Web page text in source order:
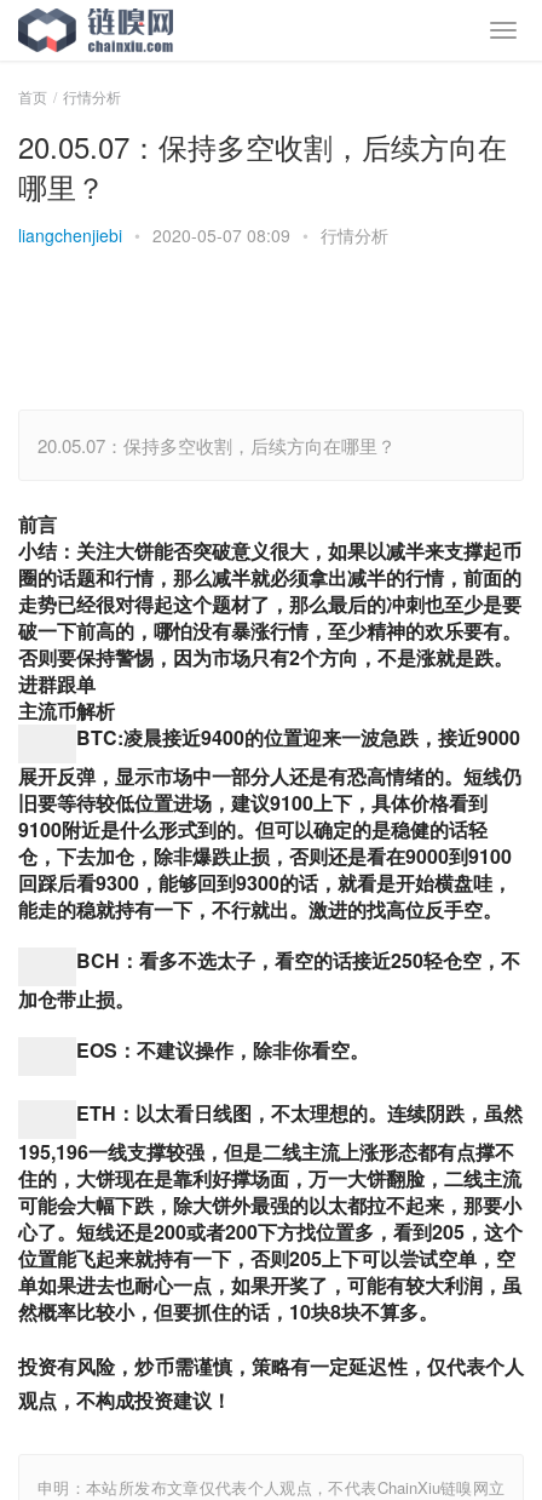
首页 行情分析
20.05.07：保持多空收割，后续方向在
哪里？
liangchenjiebi • 2020-05-07 08:09 • 行情分析
20.05.07：保持多空收割，后续方向在哪里？
前言
小结：关注大饼能否突破意义很大，如果以减半来支撑起币
圈的话题和行情，那么减半就必须拿出减半的行情，前面的
走势已经很对得起这个题材了，那么最后的冲刺也至少是要
破一下前高的，哪怕没有暴涨行情，至少精神的欢乐要有。
否则要保持警惕，因为市场只有2个方向，不是涨就是跌。
进群跟单
主流币解析
BTC:凌晨接近9400的位置迎来一波急跌，接近9000
展开反弹，显示市场中一部分人还是有恐高情绪的。短线仍
旧要等待较低位置进场，建议9100上下，具体价格看到
9100附近是什么形式到的。但可以确定的是稳健的话轻
仓，下去加仓，除非爆跌止损，否则还是看在9000到9100
回踩后看9300，能够回到9300的话，就看是开始横盘哇，
能走的稳就持有一下，不行就出。激进的找高位反手空。
BCH：看多不选太子，看空的话接近250轻仓空，不
加仓带止损。
EOS：不建议操作，除非你看空。
ETH：以太看日线图，不太理想的。连续阴跌，虽然
195,196一线支撑较强，但是二线主流上涨形态都有点撑不
住的，大饼现在是靠利好撑场面，万一大饼翻脸，二线主流
可能会大幅下跌，除大饼外最强的以太都拉不起来，那要小
心了。短线还是200或者200下方找位置多，看到205，这个
位置能飞起来就持有一下，否则205上下可以尝试空单，空
单如果进去也耐心一点，如果开奖了，可能有较大利润，虽
然概率比较小，但要抓住的话，10块8块不算多。
投资有风险，炒币需谨慎，策略有一定延迟性，仅代表个人
观点，不构成投资建议！
申明：本站所发布文章仅代表个人观点，不代表ChainXiu链嗅网立